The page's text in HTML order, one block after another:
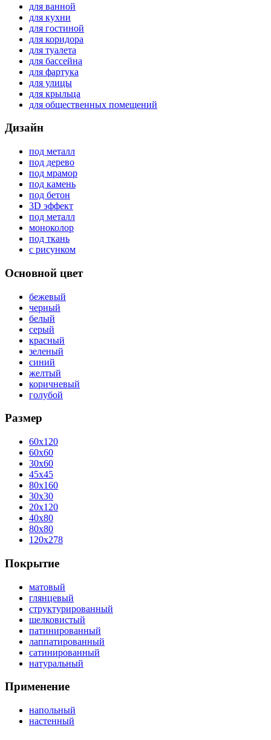
для ванной
для кухни
для гостиной
для коридора
для туалета
для бассейна
для фартука
для улицы
для крыльца
для общественных помещений
Дизайн
под металл
под дерево
под мрамор
под камень
под бетон
3D эффект
под металл
моноколор
под ткань
с рисунком
Основной цвет
бежевый
черный
белый
серый
красный
зеленый
синий
желтый
коричневый
голубой
Размер
60x120
60x60
30x60
45x45
80x160
30x30
20x120
40x80
80x80
120x278
Покрытие
матовый
глянцевый
структурированный
шелковистый
патинированный
лаппатированный
сатинированный
натуральный
Применение
напольный
настенный